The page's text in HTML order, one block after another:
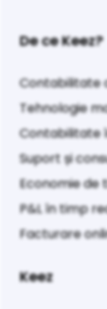
De ce Keez?
Contabilitate
Tehnologie
Contabilitate
Suport și
Economie de
P&L în timp
Facturare
Keez